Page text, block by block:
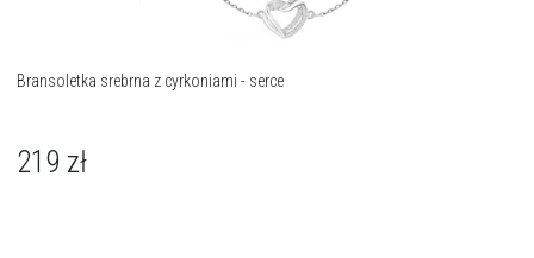
Bransoletka srebrna z cyrkoniami - serce
219 zł